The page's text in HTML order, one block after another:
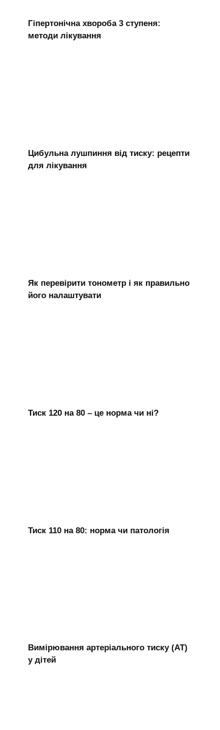
Гіпертонічна хвороба 3 ступеня:
методи лікування
Цибульна лушпиння від тиску: рецепти
для лікування
Як перевірити тонометр і як правильно
його налаштувати
Тиск 120 на 80 – це норма чи ні?
Тиск 110 на 80: норма чи патологія
Вимірювання артеріального тиску (АТ)
у дітей